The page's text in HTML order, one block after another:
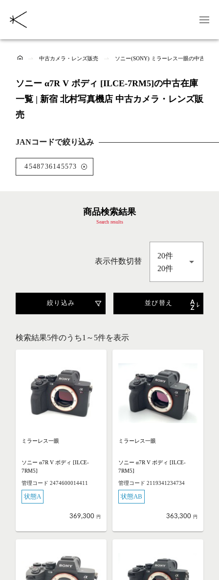
中古カメラ・レンズ販売 ソニー(SONY) ミラーレス一眼の中古商品
ソニー α7R V ボディ [ILCE-7RM5]の中古在庫
一覧 | 新宿 北村写真機店 中古カメラ・レンズ販
売
JANコードで絞り込み
4548736145573
商品検索結果
Search results
表示件数切替
20件
20件
絞り込み 並び替え
検索結果5件のうち1～5件を表示
ミラーレス一眼
ソニー α7R V ボディ [ILCE-
7RM5]
管理コード 2474600014411
状態A
369,300 円
ミラーレス一眼
ソニー α7R V ボディ [ILCE-
7RM5]
管理コード 2119341234734
状態AB
363,300 円